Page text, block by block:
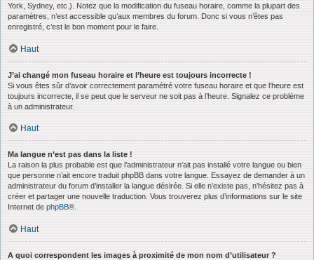
York, Sydney, etc.). Notez que la modification du fuseau horaire, comme la plupart des
paramètres, n’est accessible qu’aux membres du forum. Donc si vous n’êtes pas
enregistré, c’est le bon moment pour le faire.
Haut
J’ai changé mon fuseau horaire et l’heure est toujours incorrecte !
Si vous êtes sûr d’avoir correctement paramétré votre fuseau horaire et que l’heure est
toujours incorrecte, il se peut que le serveur ne soit pas à l’heure. Signalez ce problème
à un administrateur.
Haut
Ma langue n’est pas dans la liste !
La raison la plus probable est que l’administrateur n’ait pas installé votre langue ou bien
que personne n’ait encore traduit phpBB dans votre langue. Essayez de demander à un
administrateur du forum d’installer la langue désirée. Si elle n’existe pas, n’hésitez pas à
créer et partager une nouvelle traduction. Vous trouverez plus d’informations sur le site
Internet de phpBB®.
Haut
A quoi correspondent les images à proximité de mon nom d’utilisateur ?